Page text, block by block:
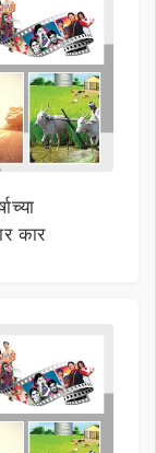
कार